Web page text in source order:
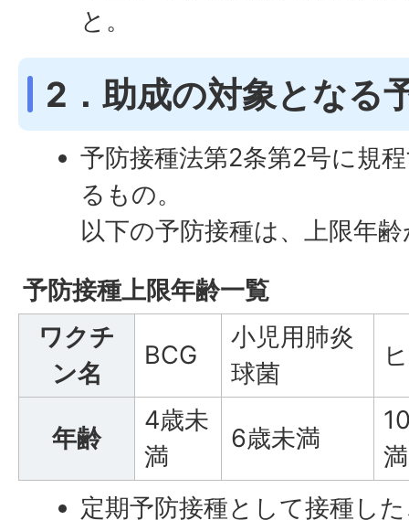
と。
2．助成の対象となる
予防接種法第2条第2号に規
るもの。
以下の予防接種は、上限年
予防接種上限年齢一覧
ワクチ
ン名
BCG
小児用肺炎
球菌
年齢
4歳未
満
6歳未満
満
定期予防接種として接種し